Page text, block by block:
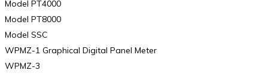
Model PT4000
Model PT8000
Model SSC
WPMZ-1 Graphical Digital Panel Meter
WPMZ-3